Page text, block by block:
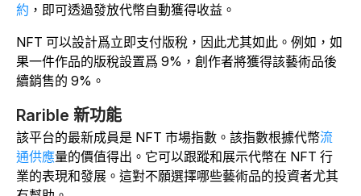
約 ，即可透過發放代幣自動獲得收益。
NFT 可以設計爲立即支付版稅，因此尤其如此。例如，如
果一件作品的版稅設置爲 9%，創作者將獲得該藝術品後
續銷售的 9%。
Rarible 新功能
該平台的最新成員是 NFT 市場指數。該指數根據代幣流
通供應量的價值得出。它可以跟蹤和展示代幣在 NFT 行
業的表現和發展。這對不願選擇哪些藝術品的投資者尤其